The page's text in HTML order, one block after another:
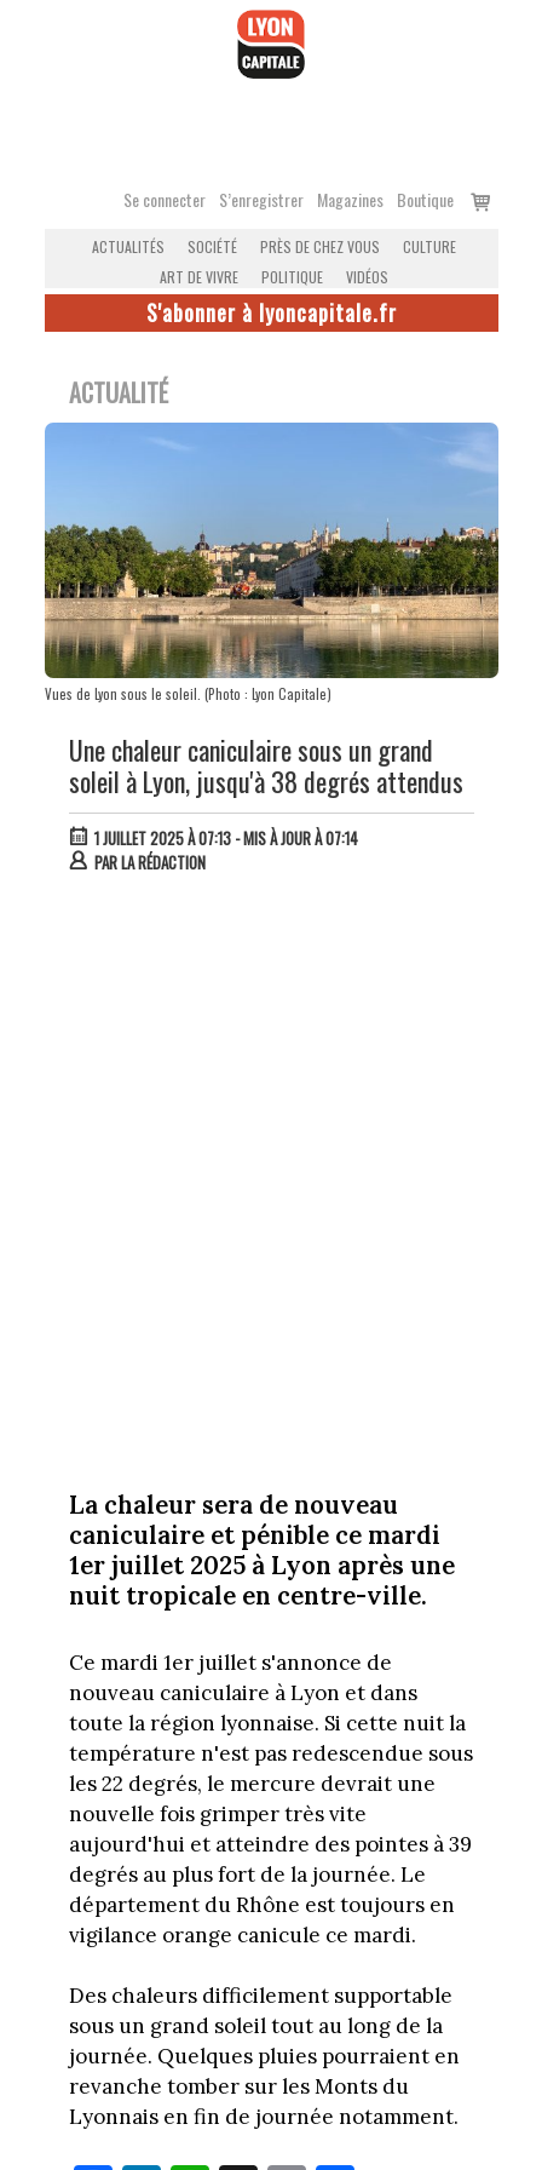
Se connecter S’enregistrer Magazines Boutique
Voir
ACTUALITÉS SOCIÉTÉ PRÈS DE CHEZ VOUS
CULTURE
ART DE VIVRE
POLITIQUE VIDÉOS
S'abonner à lyoncapitale.fr
ACTUALITÉ
Vues de Lyon sous le soleil. (Photo : Lyon Capitale)
Une chaleur caniculaire sous un grand
soleil à Lyon, jusqu'à 38 degrés attendus
1 JUILLET 2025 À 07:13- MIS À JOUR À 07:14
PARLA RÉDACTION
La chaleur sera de nouveau
caniculaire et pénible ce mardi
1er juillet 2025 à Lyon après une
nuit tropicale en centre-ville.
Ce mardi 1er juillet s'annonce de
nouveau caniculaire à Lyon et dans
toute la région lyonnaise. Si cette nuit la
température n'est pas redescendue sous
les 22 degrés, le mercure devrait une
nouvelle fois grimper très vite
aujourd'hui et atteindre des pointes à 39
degrés au plus fort de la journée. Le
département du Rhône est toujours en
vigilance orange canicule ce mardi.
Des chaleurs difficilement supportable
sous un grand soleil tout au long de la
journée. Quelques pluies pourraient en
revanche tomber sur les Monts du
Lyonnais en fin de journée notamment.